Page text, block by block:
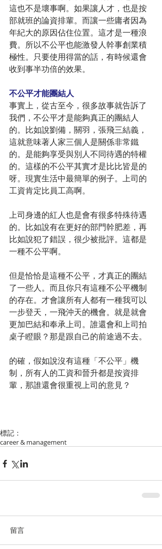
這也不是壞事啊。如果讓人才，也是按
部就班的論資排輩。而讓一些庸者因為
年紀大的原因佔住位置。這才是一種浪
費。所以不公平也能激發人幹事創業積
極性。只要使用得當的話，有時候還會
收到事半功倍的效果。
不公平才能團結人
事實上，從古至今，很多故事就告訴了
我們，不公平才是能夠真正的團結人
的。比如說劉備，關羽，張飛三結義，
這就意味著人家三個人是關係非常鐵
的。是能夠享受與別人不同待遇的特權
的。這樣的不公平其實才是比比皆是的
呀。現實生活中最簡單的例子。上司的
工資肯定比員工高啊。
上司身邊的紅人也是會有很多特殊待遇
的。比如說有在更好的部門幹肥差，再
比如說犯了錯誤，很少被批評。這都是
一種不公平啊。
但是恰恰是這種不公平，才真正的團結
了一些人。而且你只有這種不公平機制
的存在。才會讓所有人都有一種我可以
一步登天，一飛沖天的機會。就是就會
更加巴結和奉承上司。誰還會和上司拍
桌子瞪眼？那是跟自己的前途過不去。
的確，假如說沒有這種「不公平」機
制，所有人的工資和晉升都是按資排
輩，那誰還會很重視上司的意見？
標記：
career & management
留言